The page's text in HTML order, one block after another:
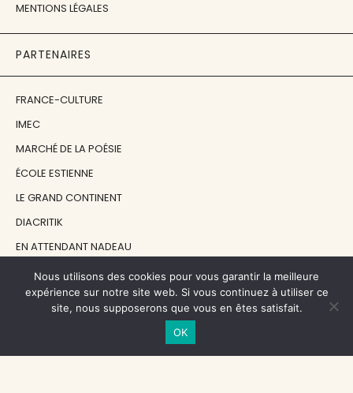
MENTIONS LÉGALES
PARTENAIRES
FRANCE-CULTURE
IMEC
MARCHÉ DE LA POÉSIE
ÉCOLE ESTIENNE
LE GRAND CONTINENT
DIACRITIK
EN ATTENDANT NADEAU
NOS SOUTIENS
Nous utilisons des cookies pour vous garantir la meilleure
expérience sur notre site web. Si vous continuez à utiliser ce
site, nous supposerons que vous en êtes satisfait.
OK